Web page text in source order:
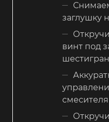
заглушку
винт под
смесителя